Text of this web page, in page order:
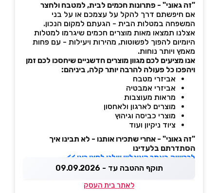
"זה גאוני" - פתרונות חכמים לבית, למטבח ולחצר
אם חיפשתם דרך להקל על עצמכם או על בני
המשפחה במטלות הבית - הגעתם למקום הנכון.
אצלנו תמצאו מאות מוצרים חכמים שיגרמו למטלות
היומיום להפוך לפשוטות, מהירות ויעילות - עם פחות
מאמץ ויותר נוחות.
אנו מציעים לכם מגוון מוצרים חדשניים שיחסכו לכם זמן
ויהפכו כל פעולה להרבה יותר קלה, ביניהם:
אביזרי מטבח
אביזרי אמבטיה
מראות מעוצבות
מוצרים לארגון ולאחסון
מוצרי כביסה וגיהוץ
ציוד ניקיון ועוד
"זה גאוני" - אחרי שתכירו אותנו - לא תבינו איך
הסתדרתם בלעדינו
לרכישה באתר האונליין שלנו לחצו כאן >>
תוקף ההטבה עד - 09.09.2026
לאתר בית העסק